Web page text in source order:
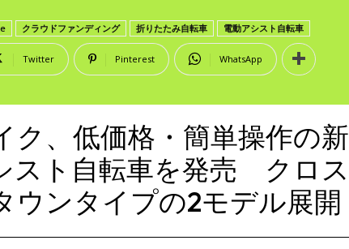
クラウドファンディング 折りたたみ自転車 電動アシスト自転車
Twitter Pinterest WhatsApp
ク、低価格・簡単操作の新
スト自転車を発売 クロス
ウンタイプの2モデル展開